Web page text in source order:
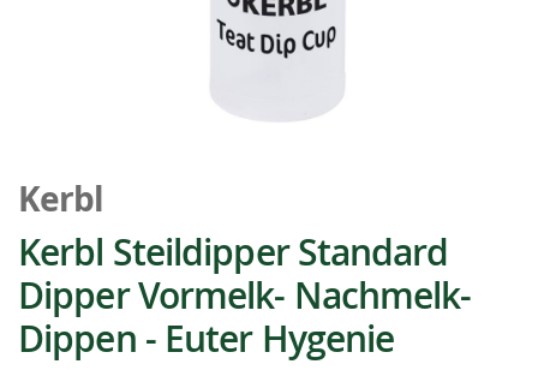
Anfang
der
Bildgalerie
springen
Kerbl
Kerbl Steildipper Standard
Dipper Vormelk- Nachmelk-
Dippen - Euter Hygenie